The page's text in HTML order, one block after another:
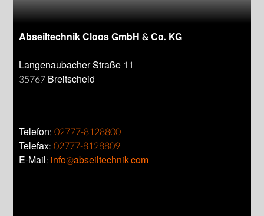
Abseiltechnik Cloos GmbH & Co. KG
Langenaubacher Straße 11
35767 Breitscheid
Telefon:02777-8128800
Telefax:02777-8128809
E-Mail: info@abseiltechnik.com